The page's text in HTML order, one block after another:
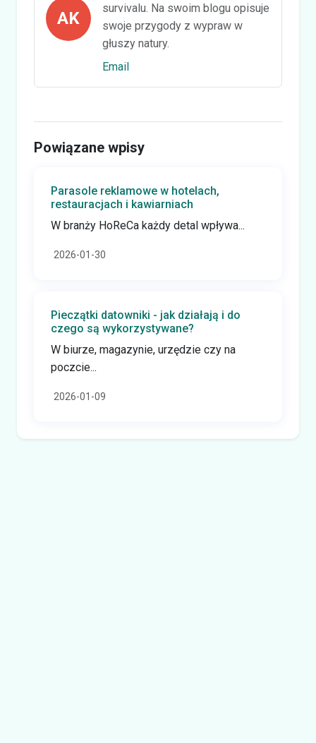
AK
survivalu. Na swoim blogu opisuje
swoje przygody z wypraw w
głuszy natury.
Email
Powiązane wpisy
Parasole reklamowe w hotelach,
restauracjach i kawiarniach
W branży HoReCa każdy detal wpływa...
2026-01-30
Pieczątki datowniki - jak działają i do
czego są wykorzystywane?
W biurze, magazynie, urzędzie czy na
poczcie...
2026-01-09